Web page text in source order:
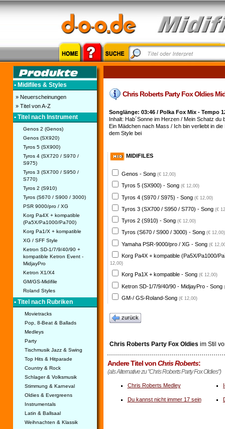
• Midifiles & Styles
» Neuerscheinungen
» Titel von A-Z
• Titel nach Instrument
Genos 2 (Genos)
Genos (SX920)
Tyros 5 (SX900)
Tyros 4 (SX720 / S970 /
S975)
Tyros 3 (SX700 / S950 /
S770)
Tyros 2 (S910)
Tyros (S670 / S900 / 3000)
PSR 9000/pro / XG
Korg Pa4X + kompatible
(Pa5X/Pa1000/Pa700)
Korg Pa1/X + kompatible
XG / SFF Style
Ketron SD-1/7/9/40/90 +
kompatible Ketron Event -
MidjayPro
Ketron X1/X4
GM/GS-Midifile
Roland Styles
• Titel nach Rubriken
Movietracks
Pop, 8-Beat & Ballads
Medleys
Party
Tischmusik Jazz & Swing
Top Hits & Hitparade
Country & Rock
Schlager & Volksmusik
Stimmung & Karneval
Oldies & Evergreens
Instrumentals
Latin & Ballsaal
Weihnachten & Klassik
Chris Roberts Party Fox Oldies
Songlänge: 03:46 / Polka Fox Mix - Tempo
Inhalt: Hab´Sonne im Herzen / Mein Schatz
Ein Mädchen nach Mass / Ich bin verliebt in
dem Style bei
MIDIFILES
Genos - Song (€ 12,00)
Tyros 5 (SX900) - Song (€ 12,00)
Tyros 4 (S970 / S975) - Song (€ 12,00)
Tyros 3 (SX700 / S950 / S770) - Song (€
Tyros 2 (S910) - Song (€ 12,00)
Tyros (S670 / S900 / 3000) - Song (€ 12,00)
Yamaha PSR-9000/pro / XG - Song (€
Korg Pa4X + kompatible (Pa5X/Pa1000/
12,00)
Korg Pa1X + kompatible - Song (€ 12,00)
Ketron SD-1/7/9/40/90 - MidjayPro - Song
GM-/ GS-Roland-Song (€ 12,00)
zurück
Chris Roberts Party Fox Oldies im Stil
Andere Titel vonChris Roberts:
(als Alternative zu "Chris Roberts Party Fox Oldies")
Chris Roberts Medley
Du kannst nicht immer 17 sein